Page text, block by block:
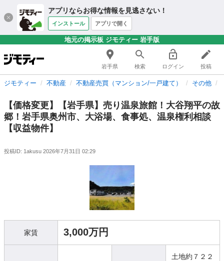
アプリならお得な情報を見逃さない！
インストール アプリで開く
地元の掲示板 ジモティー 岩手版
岩手県 検索 ログイン 投稿
ジモティー 不動産 不動産売買（マンション/一戸建て） その他
【価格変更】【岩手県】売り温泉旅館！大谷翔平の故
郷！岩手県奥州市、大浴場、食事処、温泉権利相談
【収益物件】
投稿ID: 1akusu 2026年7月31日 02:29
家賃 3,000万円
土地約７２２